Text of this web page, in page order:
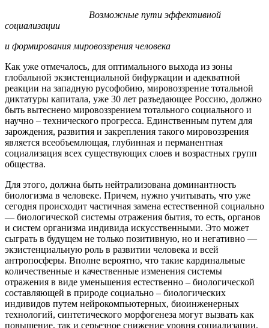
Возможные пути эффективной
социализации
и формирования мировоззрения человека
Как уже отмечалось, для оптимального выхода из зоны
глобальной экзистенциальной бифуркации и адекватной
реакции на западную русофобию, мировоззрение тотальной
диктатуры капитала, уже 30 лет разъедающее Россию, должно
быть вытеснено мировоззрением тотального социального и
научно – технического прогресса. Единственным путем для
зарождения, развития и закрепления такого мировоззрения
является всеобъемлющая, глубинная и перманентная
социализация всех существующих слоев и возрастных групп
общества.
Для этого, должна быть нейтрализована доминантность
биологизма в человеке. Причем, нужно учитывать, что уже
сегодня происходит частичная замена естественной социально
— биологической системы отражения бытия, то есть, органов
и систем организма индивида искусственными. Это может
сыграть в будущем не только позитивную, но и негативно —
экзистенциальную роль в развитии человека и всей
антропосферы. Вполне вероятно, что такие кардинальные
количественные и качественные изменения системы
отражения в виде уменьшения естественно – биологической
составляющей в природе социально – биологических
индивидов путем нейрокомпьютерных, биоинженерных
технологий, синтетического морфогенеза могут вызвать как
повышение, так и серьезное снижение уровня социализации.